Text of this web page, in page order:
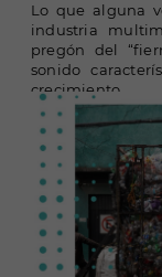
Lo que alguna
industria
pregón del
sonido
crecimiento.